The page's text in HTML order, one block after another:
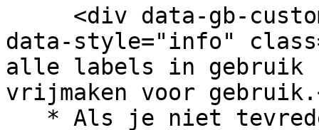
data-style="info"
alle labels in gebruik
vrijmaken voor